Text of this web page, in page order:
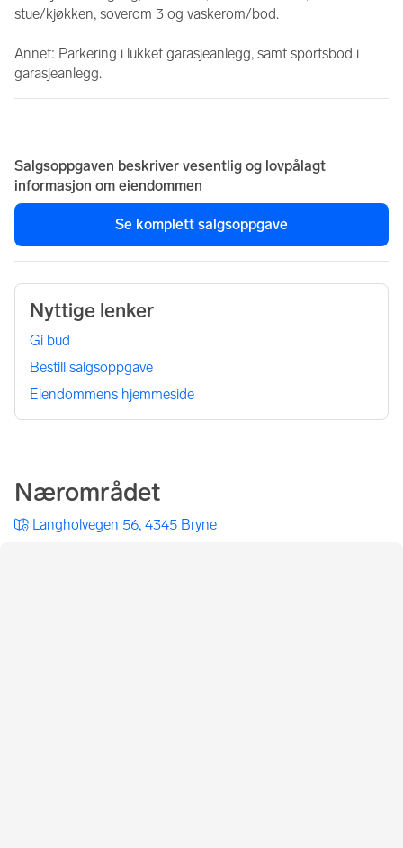
stue/kjøkken, soverom 3 og vaskerom/bod.
Annet: Parkering i lukket garasjeanlegg, samt sportsbod i
garasjeanlegg.
Salgsoppgaven beskriver vesentlig og lovpålagt
informasjon om eiendommen
Se komplett salgsoppgave
Nyttige lenker
Gi bud
Bestill salgsoppgave
Eiendommens hjemmeside
Nærområdet
Langholvegen 56, 4345 Bryne